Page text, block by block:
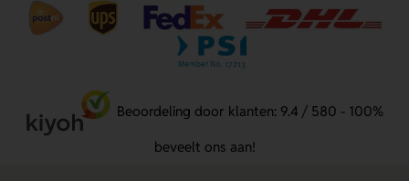
Beoordeling door klanten: 9.4 / 580 - 100%
beveelt ons aan!